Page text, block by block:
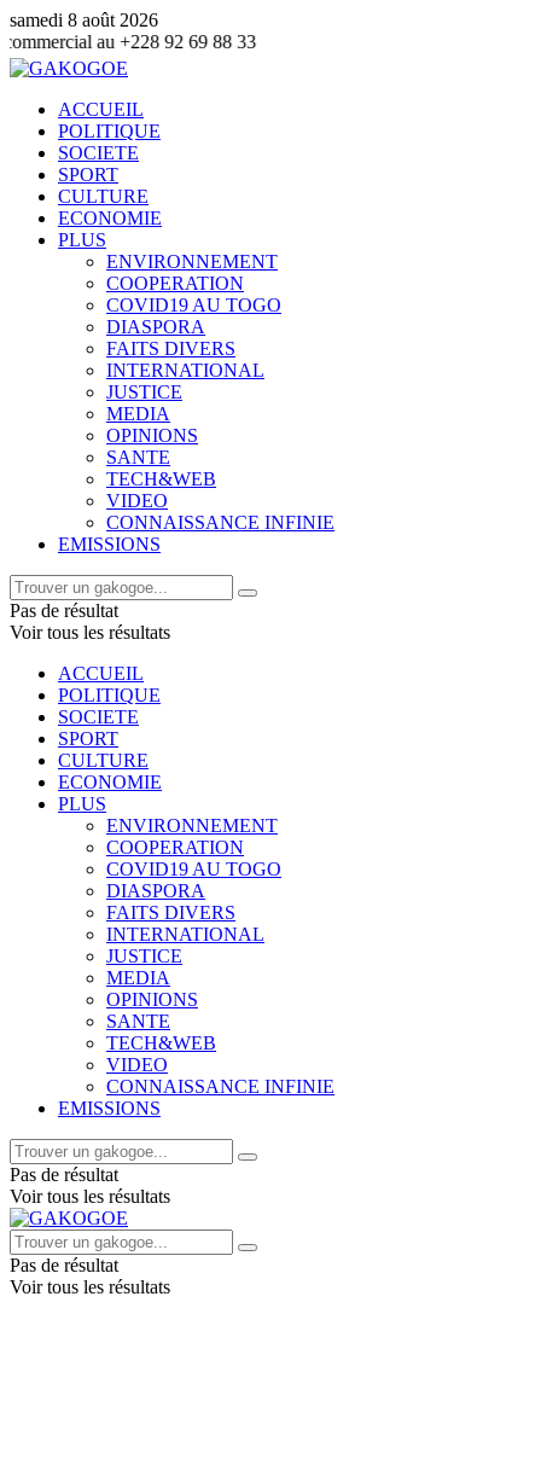
samedi 8 août 2026
92 69 88 33
ACCUEIL
POLITIQUE
SOCIETE
SPORT
CULTURE
ECONOMIE
PLUS
ENVIRONNEMENT
COOPERATION
COVID19 AU TOGO
DIASPORA
FAITS DIVERS
INTERNATIONAL
JUSTICE
MEDIA
OPINIONS
SANTE
TECH&WEB
VIDEO
CONNAISSANCE INFINIE
EMISSIONS
Pas de résultat
Voir tous les résultats
ACCUEIL
POLITIQUE
SOCIETE
SPORT
CULTURE
ECONOMIE
PLUS
ENVIRONNEMENT
COOPERATION
COVID19 AU TOGO
DIASPORA
FAITS DIVERS
INTERNATIONAL
JUSTICE
MEDIA
OPINIONS
SANTE
TECH&WEB
VIDEO
CONNAISSANCE INFINIE
EMISSIONS
Pas de résultat
Voir tous les résultats
Pas de résultat
Voir tous les résultats